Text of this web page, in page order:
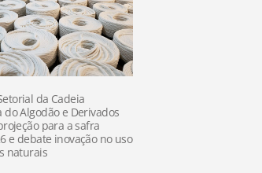
da Cadeia
do Algodão e Derivados
para a safra
e debate inovação no uso
naturais